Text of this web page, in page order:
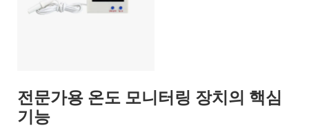
전문가용 온도 모니터링 장치의 핵심
기능